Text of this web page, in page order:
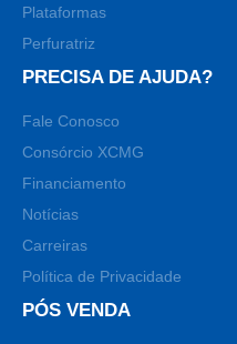
Plataformas
Perfuratriz
PRECISA DE AJUDA?
Fale Conosco
Consórcio XCMG
Financiamento
Notícias
Carreiras
Política de Privacidade
PÓS VENDA